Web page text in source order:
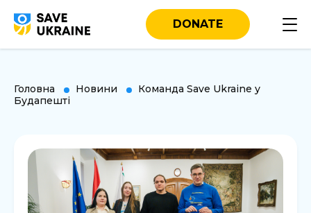
DONATE
Головна Новини
Команда Save Ukraine у
Будапешті